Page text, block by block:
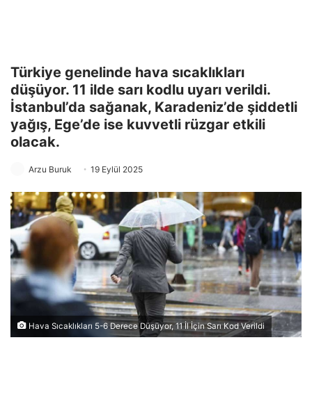
Türkiye genelinde hava sıcaklıkları
düşüyor. 11 ilde sarı kodlu uyarı verildi.
İstanbul’da sağanak, Karadeniz’de şiddetli
yağış, Ege’de ise kuvvetli rüzgar etkili
olacak.
Arzu Buruk 19 Eylül 2025
Hava Sıcaklıkları 5-6 Derece Düşüyor, 11 İl İçin Sarı Kod Verildi